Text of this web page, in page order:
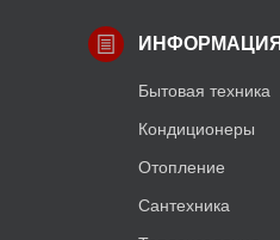
ИНФОРМАЦИЯ
Бытовая техника
Кондиционеры
Отопление
Сантехника